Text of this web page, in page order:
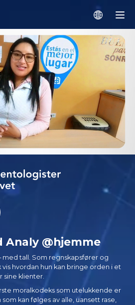
@hjemme
med tall. Som regnskapsfører og
vis hvordan hun kan bringe orden i et
sine klienter.
moralkodeks som utelukkende er
kan følges av alle, uansett rase,